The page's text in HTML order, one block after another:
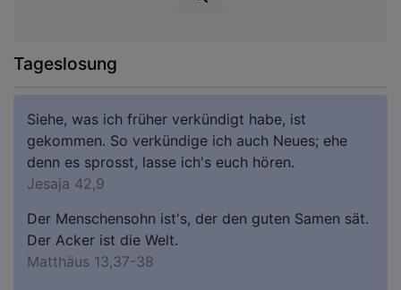
Tageslosung
Siehe, was ich früher verkündigt habe, ist
gekommen. So verkündige ich auch Neues; ehe
denn es sprosst, lasse ich's euch hören.
Jesaja 42,9
Der Menschensohn ist's, der den guten Samen sät.
Der Acker ist die Welt.
Matthäus 13,37-38